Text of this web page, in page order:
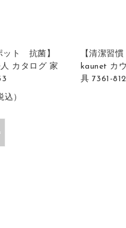
ット 抗菌】
カタログ 家
込）
【清潔習
kaunet カ
具 7361-